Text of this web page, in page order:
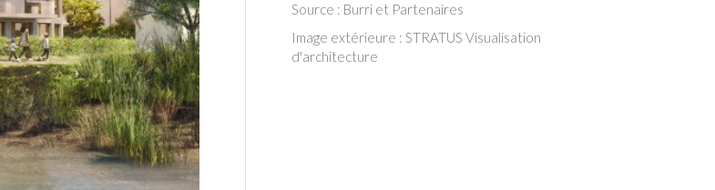
Source : Burri et Partenaires
Image extérieure : STRATUS Visualisation
d'architecture